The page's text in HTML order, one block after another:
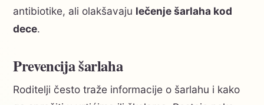
antibiotike, ali olakšavaju lečenje šarlaha kod
dece.
Prevencija šarlaha
Roditelji često traže informacije o šarlahu i kako